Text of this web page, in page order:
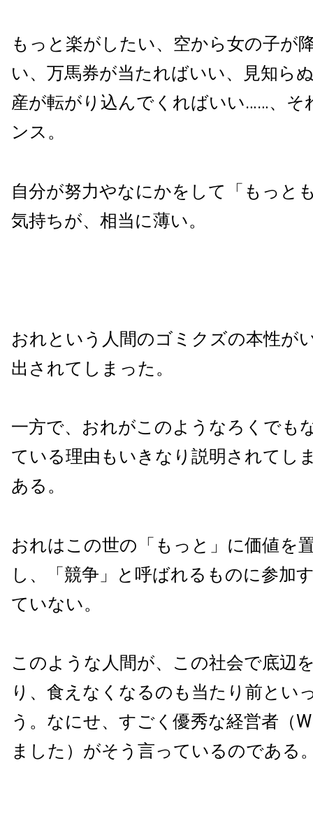
もっと楽がしたい、空から女の子が
い、万馬券が当たればいい、見知ら
産が転がり込んでくればいい……、そ
ンス。
自分が努力やなにかをして「もっと
気持ちが、相当に薄い。
おれという人間のゴミクズの本性が
出されてしまった。
一方で、おれがこのようなろくでも
ている理由もいきなり説明されてし
ある。
おれはこの世の「もっと」に価値を
し、「競争」と呼ばれるものに参加
ていない。
このような人間が、この社会で底辺
り、食えなくなるのも当たり前とい
う。なにせ、すごく優秀な経営者（
ました）がそう言っているのである